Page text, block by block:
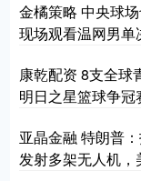
金橘策略 中央球
现场观看温网男单
康乾配资 8支全球
明日之星篮球争冠
亚晶金融 特朗普
发射多架无人机，